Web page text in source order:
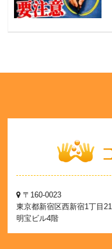
〒160-0023
東京都新宿区西新宿1丁目
明宝ビル4階